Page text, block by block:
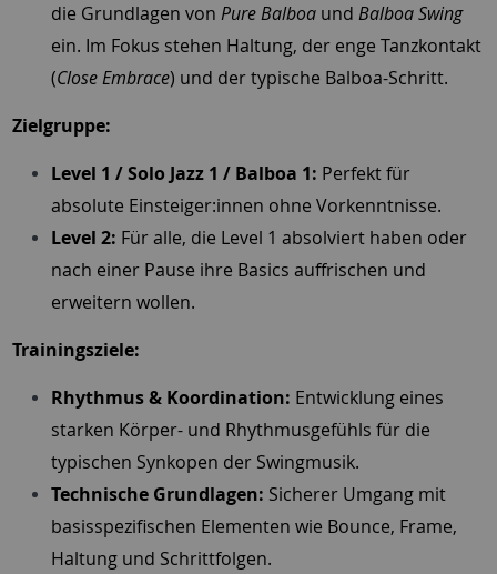
die Grundlagen von Pure Balboaund Balboa Swing
ein. Im Fokus stehen Haltung, der enge Tanzkontakt
(Close Embrace) und der typische Balboa-Schritt.
Zielgruppe:
Level 1 / Solo Jazz 1 / Balboa 1: Perfekt für
absolute Einsteiger:innen ohne Vorkenntnisse.
Level 2: Für alle, die Level 1 absolviert haben oder
nach einer Pause ihre Basics auffrischen und
erweitern wollen.
Trainingsziele:
Rhythmus & Koordination: Entwicklung eines
starken Körper- und Rhythmusgefühls für die
typischen Synkopen der Swingmusik.
Technische Grundlagen: Sicherer Umgang mit
basisspezifischen Elementen wie Bounce, Frame,
Haltung und Schrittfolgen.